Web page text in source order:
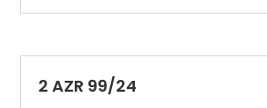
2 AZR 99/24